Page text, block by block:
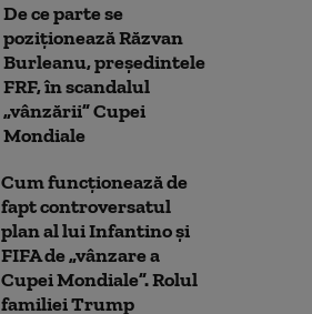
De ce parte se
poziționează Răzvan
Burleanu, președintele
FRF, în scandalul
„vânzării” Cupei
Mondiale
Cum funcționează de
fapt controversatul
plan al lui Infantino și
FIFA de „vânzare a
Cupei Mondiale”. Rolul
familiei Trump